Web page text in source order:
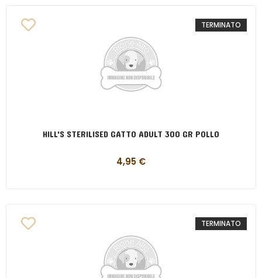
TERMINATO
HILL'S STERILISED GATTO ADULT 300 GR POLLO
4,95 €
TERMINATO